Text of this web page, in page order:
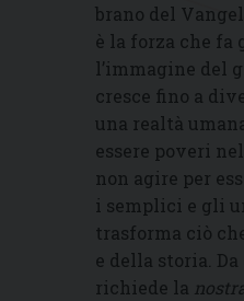
brano del
è la forza che fa
l’immagine del
cresce fino a
una realtà
essere poveri
non agire per
i semplici e gli
trasforma ciò
e della storia.
richiede la